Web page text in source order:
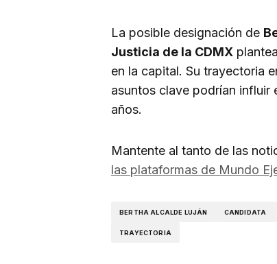
La posible designación de
Justicia de la CDMX
en la capital. Su trayectoria
asuntos clave podrían influir
años.
Mantente al tanto de las
las plataformas de Mundo
BERTHA ALCALDE LUJÁN CANDIDATA
TRAYECTORIA